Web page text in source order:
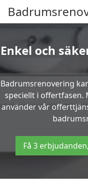
Enkel och
Badrumsrenovering
speciellt i offertfasen.
använder vår
Få 3